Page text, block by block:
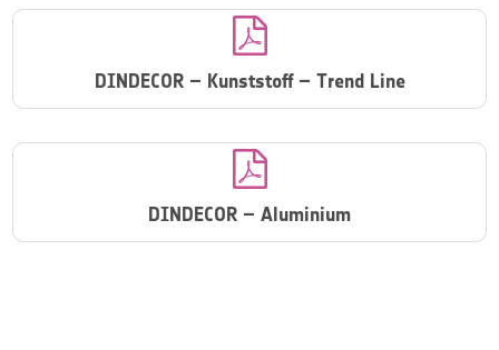

DINDECOR – Kunststoff – Trend Line

DINDECOR – Aluminium